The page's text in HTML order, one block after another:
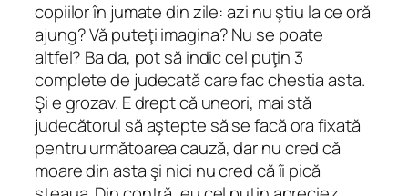
copiilor în jumate din zile: azi nu ştiu la ce oră
ajung? Vă puteţi imagina? Nu se poate
altfel? Ba da, pot să indic cel puţin 3
complete de judecată care fac chestia asta.
Şi e grozav. E drept că uneori, mai stă
judecătorul să aştepte să se facă ora fixată
pentru următoarea cauză, dar nu cred că
moare din asta şi nici nu cred că îi pică